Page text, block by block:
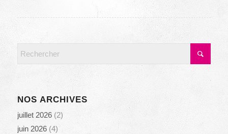
NOS ARCHIVES
juillet 2026(2)
juin 2026(4)